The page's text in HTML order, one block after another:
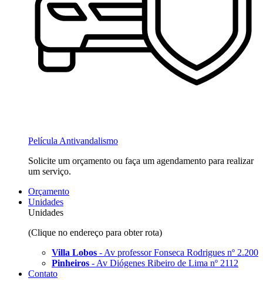
Película Antivandalismo
Solicite um orçamento ou faça um agendamento para realizar
um serviço.
Orçamento
Unidades
Unidades
(Clique no endereço para obter rota)
Villa Lobos - Av professor Fonseca Rodrigues nº 2.200
Pinheiros - Av Diógenes Ribeiro de Lima nº 2112
Contato